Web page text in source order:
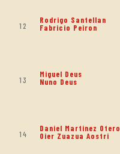
12
Rodrigo Santellan
Fabricio Peiron
13
Miguel Deus
Nuno Deus
14
Daniel Martinez Otero
Oier Zuazua Aostri